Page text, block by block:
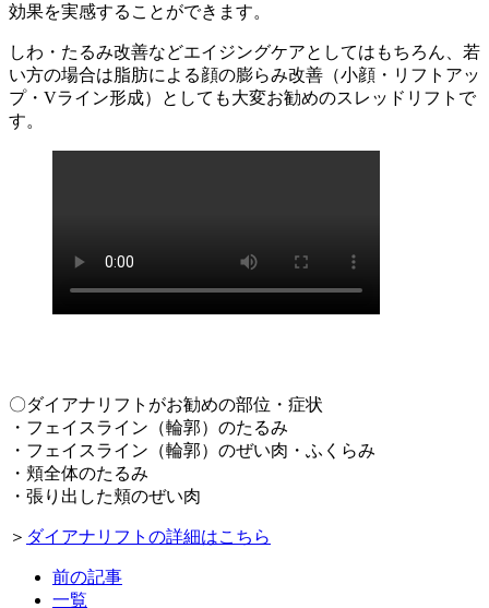
効果を実感することができます。
しわ・たるみ改善などエイジングケアとしてはもちろん、若
い方の場合は脂肪による顔の膨らみ改善（小顔・リフトアッ
プ・Vライン形成）としても大変お勧めのスレッドリフトで
す。
〇ダイアナリフトがお勧めの部位・症状
・フェイスライン（輪郭）のたるみ
・フェイスライン（輪郭）のぜい肉・ふくらみ
・頬全体のたるみ
・張り出した頬のぜい肉
＞ ダイアナリフトの詳細はこちら
前の記事
一覧